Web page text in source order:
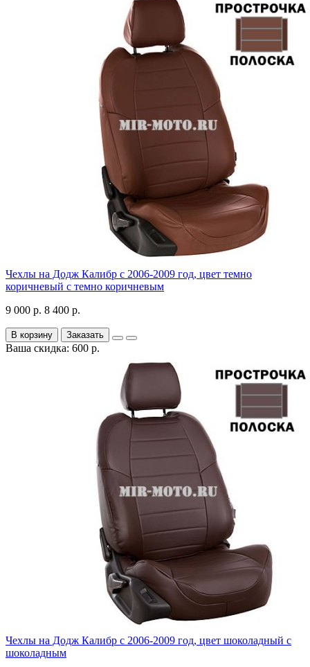
Чехлы на Додж Калибр с 2006-2009 год, цвет темно
коричневый с темно коричневым
9 000 р. 8 400 р.
В корзину Заказать
Ваша скидка: 600 р.
Чехлы на Додж Калибр с 2006-2009 год, цвет шоколадный с
шоколадным